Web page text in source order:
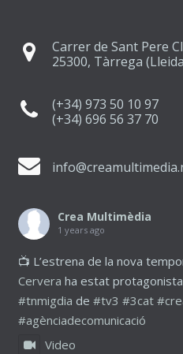
Carrer de Sant Pere
25300, Tàrrega
(+34) 973 50 10 97
(+34) 696 56 37 70
Crea Multimèdia
1 years ago
📺 L’estrena de la nova
Cervera ha estat
#tnmigdia de #tv3 #3cat
#agènciadecomunicació
Video